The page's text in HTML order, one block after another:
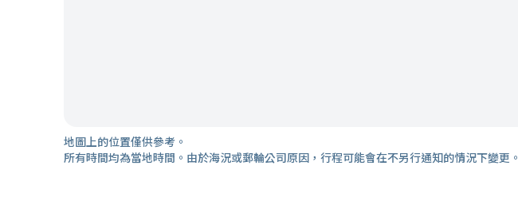
地圖上的位置僅供參考。
所有時間均為當地時間。由於海況或郵輪公司原因，行程可能會在不另行通知的情況下變更。